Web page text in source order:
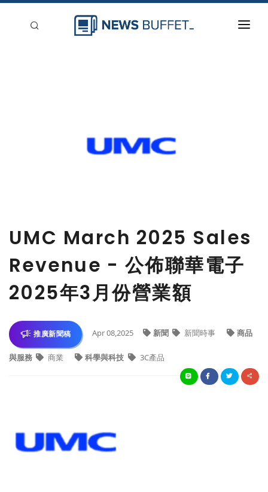
UMC March 2025 Sales
Revenue - 公佈聯華電子
2025年3月份營業額
推廣新聞稿 Apr 08,2025 新聞 新聞時事 商品
與服務 商業 科學與科技 3C產品